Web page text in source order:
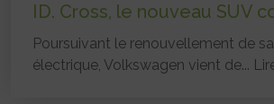
ID. Cross, le nouveau SUV
Poursuivant le renouvellement de
électrique, Volkswagen vient de...